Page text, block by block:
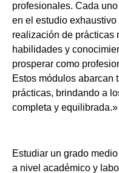
profesionales. Cada
en el estudio
realización de prácticas
habilidades y
prosperar como
Estos módulos abarcan
prácticas, brindando a
completa y equilibrada.»
Estudiar un grado
a nivel académico y